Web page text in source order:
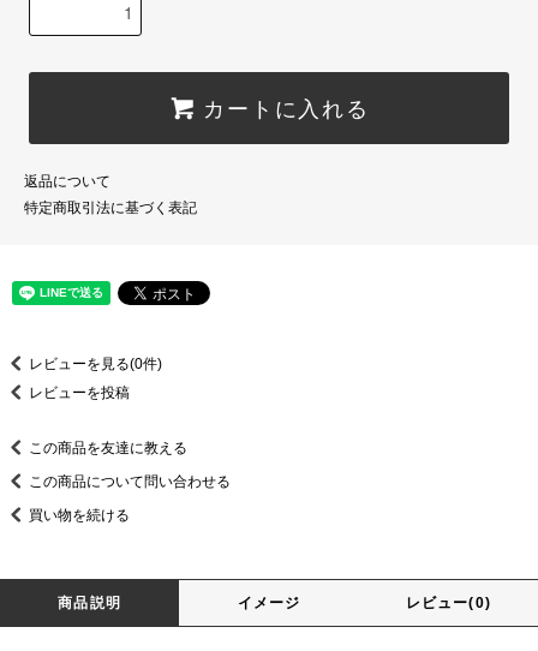
カートに入れる
返品について
特定商取引法に基づく表記
レビューを見る(0件)
レビューを投稿
この商品を友達に教える
この商品について問い合わせる
買い物を続ける
商品説明 イメージ レビュー(0)